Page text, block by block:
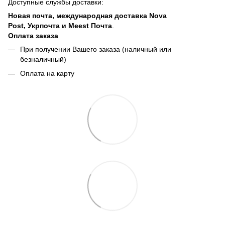
Доступные службы доставки:
Новая почта, международная доставка Nova
Post, Укрпочта и Meest Почта
Оплата заказа
При получении Вашего заказа (наличный или
безналичный)
Оплата на карту